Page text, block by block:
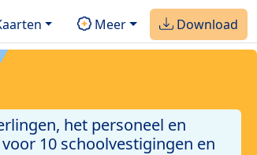
Meer Download
het personeel en
10 schoolvestigingen en